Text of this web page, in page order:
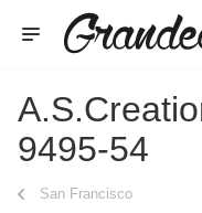
9495-54
San Francisco